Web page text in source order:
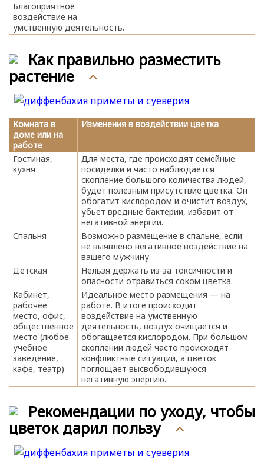
Благоприятное
воздействие на
умственную деятельность.
Как правильно разместить
растение
Комната в
доме или на
работе
Изменения в воздействии цветка
Гостиная,
кухня
Для места, где происходят семейные
посиделки и часто наблюдается
скопление большого количества людей,
будет полезным присутствие цветка. Он
обогатит кислородом и очистит воздух,
убьет вредные бактерии, избавит от
негативной энергии.
Спальня
Возможно размещение в спальне, если
не выявлено негативное воздействие на
вашего мужчину.
Детская
Нельзя держать из-за токсичности и
опасности отравиться соком цветка.
Кабинет,
рабочее
место, офис,
общественное
место (любое
учебное
заведение,
кафе, театр)
Идеальное место размещения — на
работе. В итоге происходит
воздействие на умственную
деятельность, воздух очищается и
обогащается кислородом. При большом
скоплении людей часто происходят
конфликтные ситуации, а цветок
поглощает высвободившуюся
негативную энергию.
Рекомендации по уходу, чтобы
цветок дарил пользу